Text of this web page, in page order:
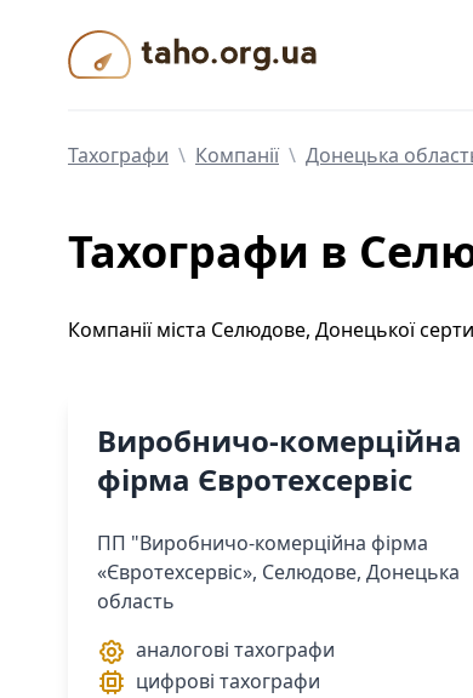
Taho.org.ua
Тахографи \ Компанії \ Донецька
Тахографи в
Компаніїміста Селюдове, Донецької
Виробничо-комерційна
фірма Євротехсервіс
ПП "Виробничо-комерційна фірма
«Євротехсервіс», Селюдове, Донецька
область
аналогові тахографи
цифрові тахографи